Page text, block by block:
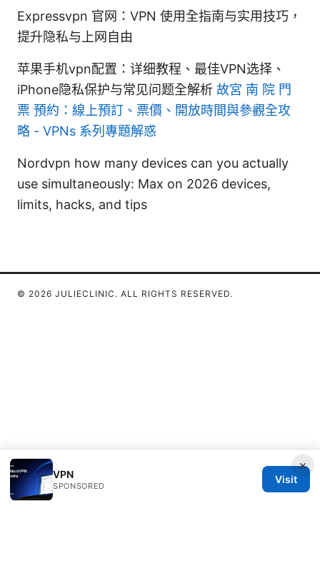
Expressvpn 官网：VPN 使用全指南与实用技巧，
提升隐私与上网自由
苹果手机vpn配置：详细教程、最佳VPN选择、
iPhone隐私保护与常见问题全解析 故宮 南 院 門
票 預約：線上預訂、票價、開放時間與參觀全攻
略 - VPNs 系列專題解惑
Nordvpn how many devices can you actually
use simultaneously: Max on 2026 devices,
limits, hacks, and tips
×
VPN
SPONSORED
Visit
© 2026 JULIECLINIC. ALL RIGHTS RESERVED.